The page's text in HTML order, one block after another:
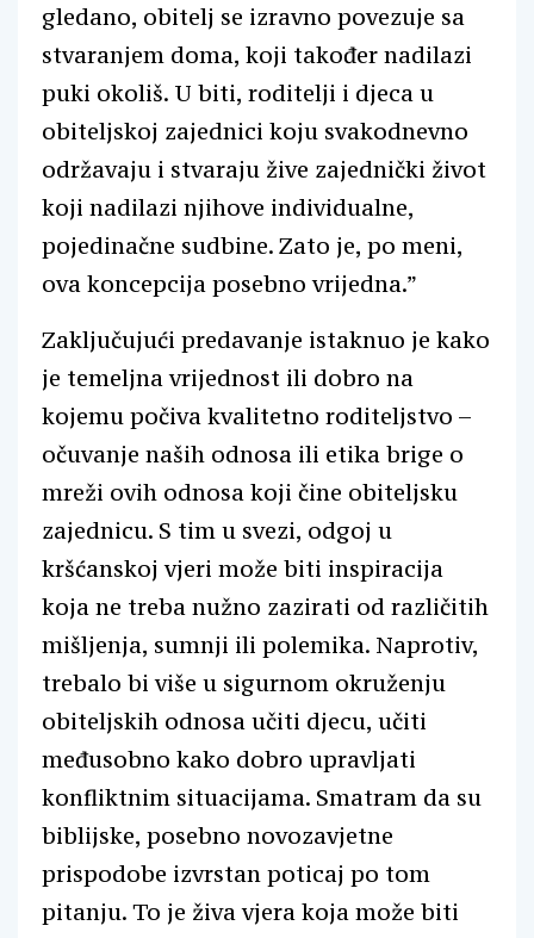
gledano, obitelj se izravno povezuje sa
stvaranjem doma, koji također nadilazi
puki okoliš. U biti, roditelji i djeca u
obiteljskoj zajednici koju svakodnevno
održavaju i stvaraju žive zajednički život
koji nadilazi njihove individualne,
pojedinačne sudbine. Zato je, po meni,
ova koncepcija posebno vrijedna.”
Zaključujući predavanje istaknuo je kako
je temeljna vrijednost ili dobro na
kojemu počiva kvalitetno roditeljstvo –
očuvanje naših odnosa ili etika brige o
mreži ovih odnosa koji čine obiteljsku
zajednicu. S tim u svezi, odgoj u
kršćanskoj vjeri može biti inspiracija
koja ne treba nužno zazirati od različitih
mišljenja, sumnji ili polemika. Naprotiv,
trebalo bi više u sigurnom okruženju
obiteljskih odnosa učiti djecu, učiti
međusobno kako dobro upravljati
konfliktnim situacijama. Smatram da su
biblijske, posebno novozavjetne
prispodobe izvrstan poticaj po tom
pitanju. To je živa vjera koja može biti